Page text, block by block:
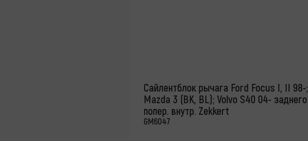
Сайлентблок рычага Ford Focus I, II 98-;
Mazda 3 (BK, BL); Volvo S40 04- заднего
попер. внутр. Zekkert
GM6047